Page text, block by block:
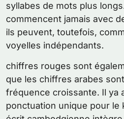
syllabes de mots plus
commencent jamais avec
ils peuvent, toutefois,
voyelles indépendants.
chiffres rouges sont
que les chiffres arabes
fréquence croissante. Il ya
ponctuation unique pour le